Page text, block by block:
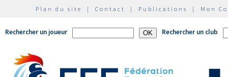
Plan du site | Contact | Publications | Mon
Rechercher un joueur Rechercher un club